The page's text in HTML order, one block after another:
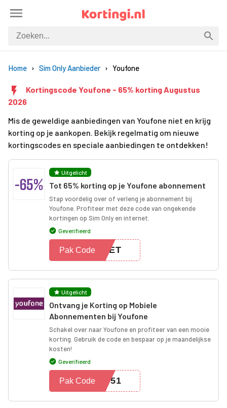
Home Sim Only Aanbieder Youfone
Kortingscode Youfone - 65% korting Augustus
2026
Mis de geweldige aanbiedingen van Youfone niet en krijg
korting op je aankopen. Bekijk regelmatig om nieuwe
kortingscodes en speciale aanbiedingen te ontdekken!
-65%
Uitgelicht
Tot 65% korting op je Youfone abonnement
Stap voordelig over of verleng je abonnement bij
Youfone. Profiteer met deze code van ongekende
kortingen op Sim Only en internet.
Geverifieerd
SOET
Pak Code
Uitgelicht
Ontvang je Korting op Mobiele
Abonnementen bij Youfone
Schakel over naar Youfone en profiteer van een mooie
korting. Gebruik de code en bespaar op je maandelijkse
kosten!
Geverifieerd
BF51
Pak Code